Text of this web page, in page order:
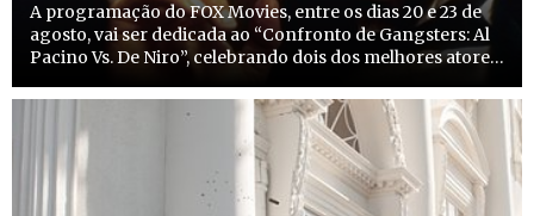
A programação do FOX Movies, entre os dias 20 e 23 de
agosto, vai ser dedicada ao “Confronto de Gangsters: Al
Pacino Vs. De Niro”, celebrando dois dos melhores atores